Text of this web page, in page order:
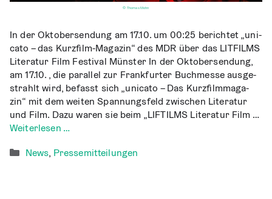
© Thomas Mohn
In der Okto­ber­sen­dung am 17.10. um 00:25 berich­tet „uni­
ca­to – das Kur­z­­film-Maga­­zin“ des MDR über das LITFILMS
Lite­ra­tur Film Fes­ti­val Müns­ter In der Okto­ber­sen­dung,
am 17.10. , die par­al­lel zur Frank­fur­ter Buch­mes­se aus­ge­
strahlt wird, befasst sich „uni­ca­to – Das Kurz­film­ma­ga­
zin“ mit dem wei­ten Span­nungs­feld zwi­schen Lite­ra­tur
und Film. Dazu waren sie beim „LIF­TILMS Lite­ra­tur Film …
Wei­ter­le­sen …
Kategorien
News, Pressemitteilungen